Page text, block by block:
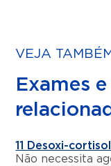
VEJA TAMBÉM
Exames
11 Desoxi-
Não necessita